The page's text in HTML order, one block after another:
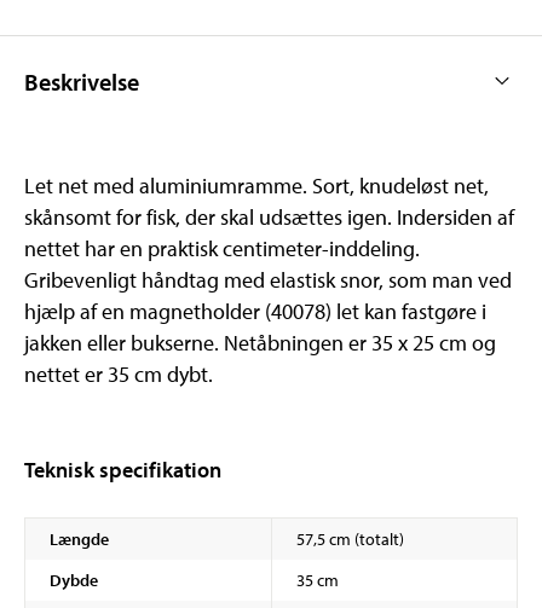
Beskrivelse
Let net med aluminiumramme. Sort, knudeløst net,
skånsomt for fisk, der skal udsættes igen. Indersiden af
nettet har en praktisk centimeter-inddeling.
Gribevenligt håndtag med elastisk snor, som man ved
hjælp af en magnetholder (40078) let kan fastgøre i
jakken eller bukserne. Netåbningen er 35 x 25 cm og
nettet er 35 cm dybt.
Teknisk specifikation
Længde
57,5 cm (totalt)
Dybde
35 cm